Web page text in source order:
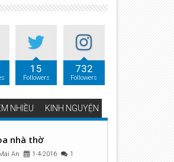
15
Followers
732
Followers
NHIỀU KINH NGUYỆN
nhà thờ
An 1-4-2016 1